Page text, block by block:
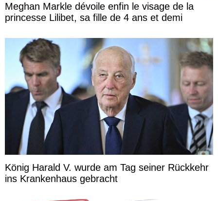
Meghan Markle dévoile enfin le visage de la
princesse Lilibet, sa fille de 4 ans et demi
König Harald V. wurde am Tag seiner Rückkehr
ins Krankenhaus gebracht